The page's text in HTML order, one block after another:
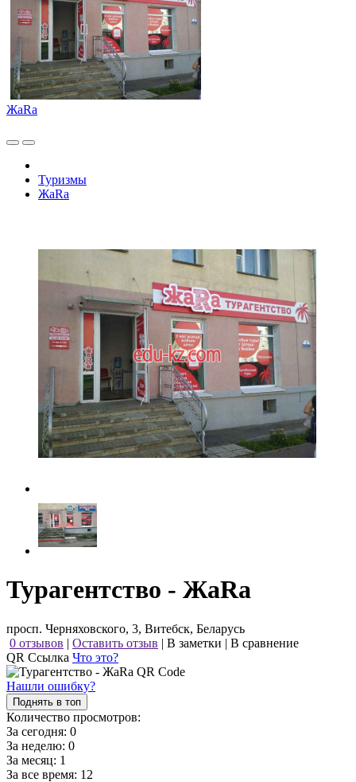
ЖаRа
Туризмы
ЖаRа
Турагентство - ЖаRа
просп. Черняховского, 3, Витебск, Беларусь
0 отзывов | Оставить отзыв | В заметки | В сравнение
QR Ссылка Что это?
Нашли ошибку?
Поднять в топ
Количество просмотров:
За сегодня: 0
За неделю: 0
За месяц: 1
За все время: 12